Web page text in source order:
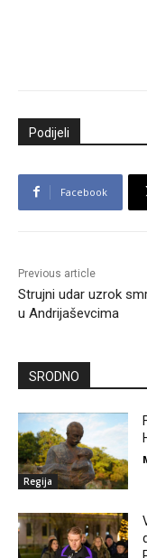
Podijeli
Facebook
Previous article
Strujni udar uzrok
u Andrijaševcima
SRODNO
Regija